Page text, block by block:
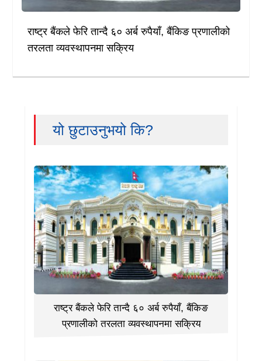
राष्ट्र बैंकले फेरि तान्दै ६० अर्ब रुपैयाँ, बैंकिङ प्रणालीको
तरलता व्यवस्थापनमा सक्रिय
यो छुटाउनुभयो कि?
राष्ट्र बैंकले फेरि तान्दै ६० अर्ब रुपैयाँ, बैंकिङ
प्रणालीको तरलता व्यवस्थापनमा सक्रिय